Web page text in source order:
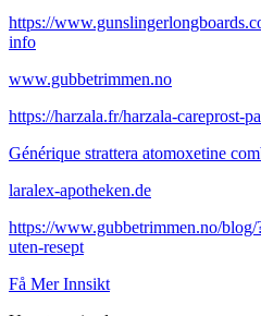
https://
info
www.gubbetrimmen.no
https://harzala.fr/harzala-careprost-
Générique strattera atomoxetine
laralex-apotheken.de
https://www.gubbetrimmen.no/
uten-resept
Få Mer Innsikt